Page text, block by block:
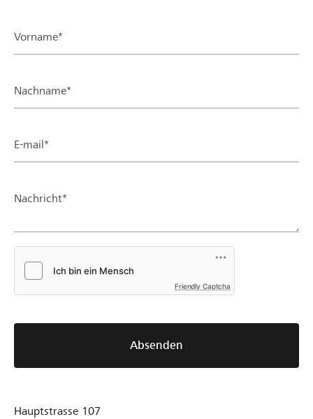
Vorname*
Nachname*
E-mail*
Nachricht*
Friendly Captcha
Absenden
Hauptstrasse 107